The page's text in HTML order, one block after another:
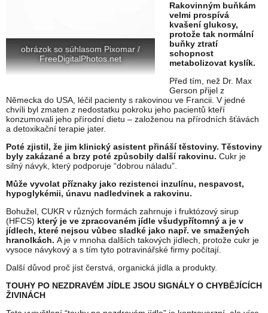
obrázok so súhlasom Pixomar /
FreeDigitalPhotos.net
Rakovinným buňkám
velmi prospívá
kvašení glukosy,
protože tak normální
buňky ztratí
schopnost
metabolizovat kyslík.
Před tím, než Dr. Max
Gerson přijel z
Německa do USA, léčil pacienty s rakovinou ve Francii. V jedné
chvíli byl zmaten z nedostatku pokroku jeho pacientů kteří
konzumovali jeho přírodní dietu – založenou na přírodních šťávách
a detoxikační terapie jater.
Poté zjistil, že jim klinický asistent přináší těstoviny. Těstoviny
byly zakázané a brzy poté způsobily další rakovinu. Cukr je
silný návyk, který podporuje “dobrou náladu”.
Může vyvolat příznaky jako rezistenci inzulínu, nespavost,
hypoglykémii, únavu nadledvinek a rakovinu.
Bohužel, CUKR v různých formách zahrnuje i fruktózový sirup
(HFCS) který je ve zpracovaném jídle všudypřítomný a je v
jídlech, které nejsou vůbec sladké jako např. ve smažených
hranolkách. A je v mnoha dalších takových jídlech, protože cukr je
vysoce návykový a s tím tyto potravinářské firmy počítají.
Další důvod proč jíst čerstvá, organická jídla a produkty.
TOUHY PO NEZDRAVÉM JÍDLE JSOU SIGNÁLY O CHYBĚJÍCÍCH
ŽIVINÁCH